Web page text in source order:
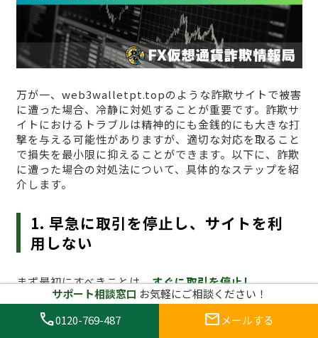
万が一、web3walletpt.topのような詐欺サイトで被害
に遭った場合、冷静に対処することが重要です。詐欺サ
イトにおけるトラブルは精神的にも金銭的にも大きな打
撃を与える可能性がありますが、適切な対応を取ること
で損失を最小限に抑えることができます。以下に、詐欺
に遭った場合の対処法について、具体的なステップを紹
介します。
1. 早急に取引を停止し、サイトを利
用しない
まず最初にすべきことは、すぐに取引を停止し、
web3walletpt.topへのアクセスをやめること です。
詐欺サイトで取引を続けることは、さらに資金を失うリ
スクを高めます。すでに資金を投入してしまった場合で
サポート相談窓口 お気軽にご相談ください！
call0120-769-487 mail メールする